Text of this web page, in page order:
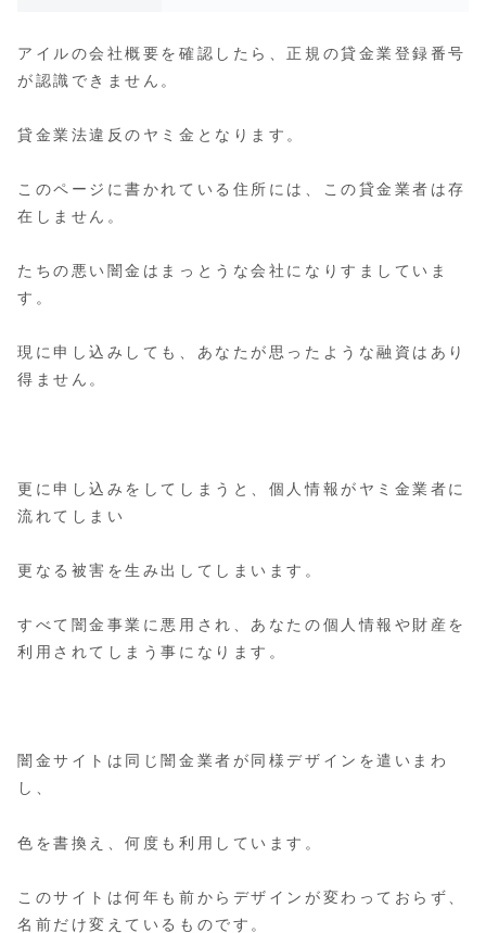
アイルの会社概要を確認したら、正規の貸金業登録番号
が認識できません。
貸金業法違反のヤミ金となります。
このページに書かれている住所には、この貸金業者は存
在しません。
たちの悪い闇金はまっとうな会社になりすましていま
す。
現に申し込みしても、あなたが思ったような融資はあり
得ません。
更に申し込みをしてしまうと、個人情報がヤミ金業者に
流れてしまい
更なる被害を生み出してしまいます。
すべて闇金事業に悪用され、あなたの個人情報や財産を
利用されてしまう事になります。
闇金サイトは同じ闇金業者が同様デザインを遣いまわ
し、
色を書換え、何度も利用しています。
このサイトは何年も前からデザインが変わっておらず、
名前だけ変えているものです。